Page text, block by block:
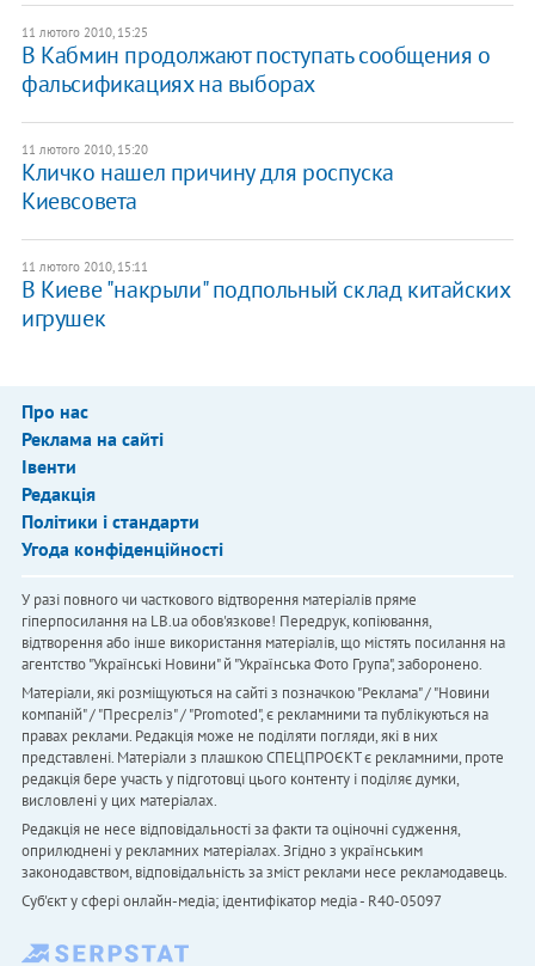
11 лютого 2010, 15:25
В Кабмин продолжают поступать сообщения о
фальсификациях на выборах
11 лютого 2010, 15:20
Кличко нашел причину для роспуска
Киевсовета
11 лютого 2010, 15:11
В Киеве "накрыли" подпольный склад китайских
игрушек
Про нас
Реклама на сайті
Івенти
Редакція
Політики і стандарти
Угода конфіденційності
У разі повного чи часткового відтворення матеріалів пряме
гіперпосилання на LB.ua обов'язкове! Передрук, копіювання,
відтворення або інше використання матеріалів, що містять посилання на
агентство "Українськi Новини" й "Українська Фото Група", заборонено.
Матеріали, які розміщуються на сайті з позначкою "Реклама" / "Новини
компаній" / "Пресреліз" / "Promoted", є рекламними та публікуються на
правах реклами. Редакція може не поділяти погляди, які в них
представлені. Матеріали з плашкою СПЕЦПРОЄКТ є рекламними, проте
редакція бере участь у підготовці цього контенту і поділяє думки,
висловлені у цих матеріалах.
Редакція не несе відповідальності за факти та оціночні судження,
оприлюднені у рекламних матеріалах. Згідно з українським
законодавством, відповідальність за зміст реклами несе рекламодавець.
Cуб'єкт у сфері онлайн-медіа; ідентифікатор медіа - R40-05097